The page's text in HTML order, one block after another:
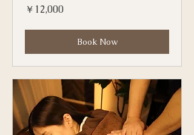
12,000
円
￥12,000
Book Now